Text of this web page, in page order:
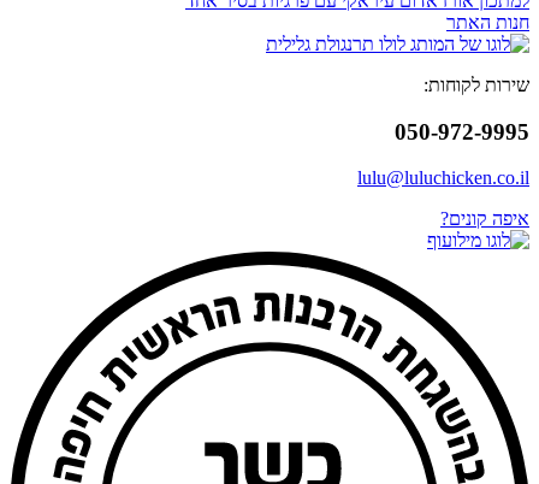
חנות האתר
שירות לקוחות:
050-972-9995
lulu@luluchicken.co.il
איפה קונים?